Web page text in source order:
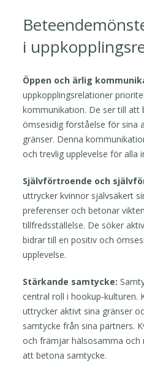
i
Öppen och ärlig
uppkopplingsrelationer
kommunikation. De ser till att
ömsesidig förståelse för sina
gränser. Denna
och trevlig upplevelse för alla
Självförtroende och
uttrycker kvinnor självsäkert
preferenser och betonar
tillfredsställelse. De söker
bidrar till en positiv och
upplevelse.
Stärkande samtycke:
central roll i hookup-kulturen.
uttrycker aktivt sina gränser
samtycke från sina partners.
och främjar hälsosamma
att betona samtycke.